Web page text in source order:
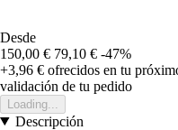
Desde
150,00 € 79,10 € -47%
+3,96 € ofrecidos en tu
validación de tu pedido
Loading...
Descripción